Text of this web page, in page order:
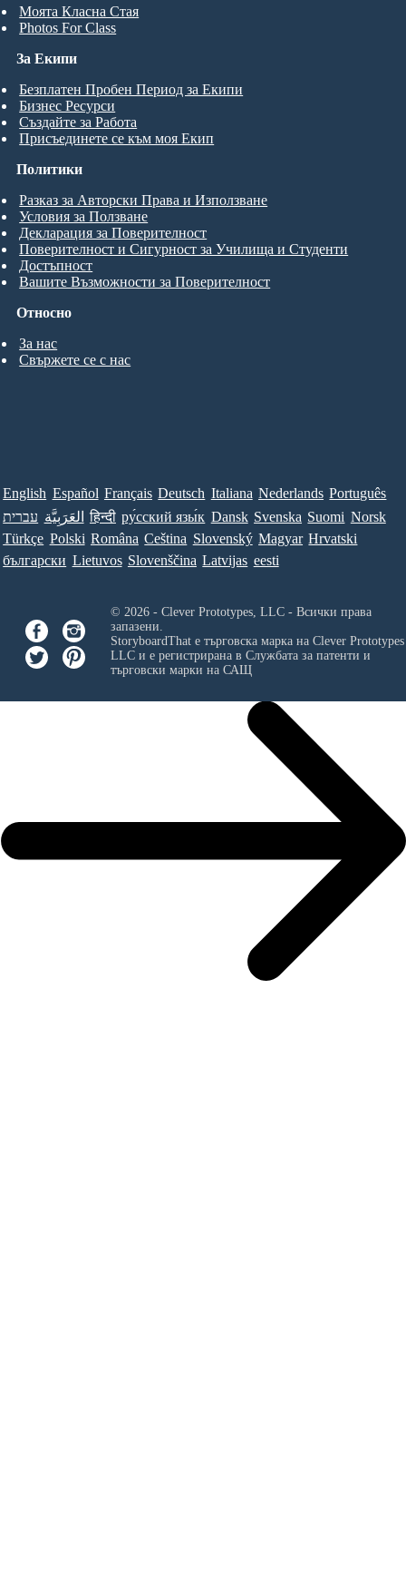
Моята Класна Стая
Photos For Class
За Екипи
Безплатен Пробен Период за Екипи
Бизнес Ресурси
Създайте за Работа
Присъединете се към моя Екип
Относно
За нас
Свържете се с нас
Политики
Разказ за Авторски Права и Използване
Условия за Ползване
Декларация за Поверителност
Поверителност и Сигурност за Училища и Студенти
Достъпност
Вашите Възможности за Поверителност
English Español Français Deutsch Italiana Nederlands Português
עברית العَرَبِيَّة हिन्दी ру́сский язы́к Dansk Svenska Suomi Norsk
Türkçe Polski Româna Ceština Slovenský Magyar Hrvatski
български Lietuvos Slovenščina Latvijas eesti
© 2026 - Clever Prototypes, LLC - Всички права
запазени.
StoryboardThat е търговска марка на Clever
LLCи е регистрирана в Службата за патенти и
търговски марки на САЩ